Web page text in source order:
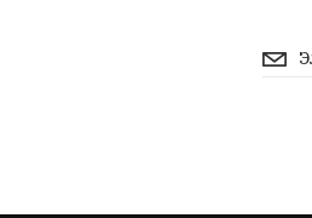
будет хорошо держаться на
легковой машины?